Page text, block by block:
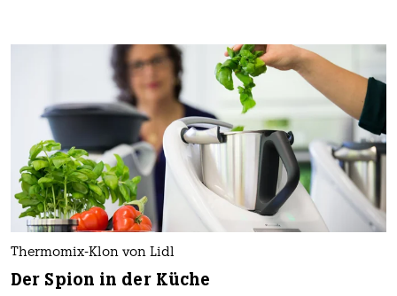
Thermomix-Klon von Lidl
Der Spion in der Küche